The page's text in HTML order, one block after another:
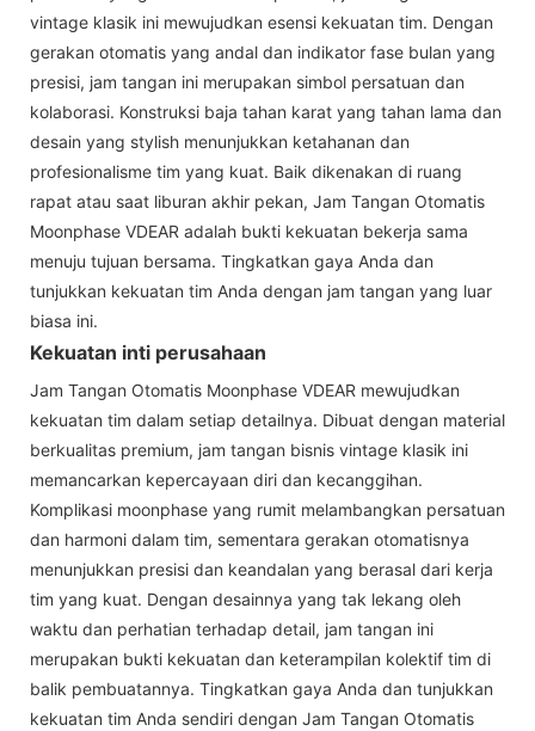
vintage klasik ini mewujudkan esensi kekuatan tim. Dengan
gerakan otomatis yang andal dan indikator fase bulan yang
presisi, jam tangan ini merupakan simbol persatuan dan
kolaborasi. Konstruksi baja tahan karat yang tahan lama dan
desain yang stylish menunjukkan ketahanan dan
profesionalisme tim yang kuat. Baik dikenakan di ruang
rapat atau saat liburan akhir pekan, Jam Tangan Otomatis
Moonphase VDEAR adalah bukti kekuatan bekerja sama
menuju tujuan bersama. Tingkatkan gaya Anda dan
tunjukkan kekuatan tim Anda dengan jam tangan yang luar
biasa ini.
Kekuatan inti perusahaan
Jam Tangan Otomatis Moonphase VDEAR mewujudkan
kekuatan tim dalam setiap detailnya. Dibuat dengan material
berkualitas premium, jam tangan bisnis vintage klasik ini
memancarkan kepercayaan diri dan kecanggihan.
Komplikasi moonphase yang rumit melambangkan persatuan
dan harmoni dalam tim, sementara gerakan otomatisnya
menunjukkan presisi dan keandalan yang berasal dari kerja
tim yang kuat. Dengan desainnya yang tak lekang oleh
waktu dan perhatian terhadap detail, jam tangan ini
merupakan bukti kekuatan dan keterampilan kolektif tim di
balik pembuatannya. Tingkatkan gaya Anda dan tunjukkan
kekuatan tim Anda sendiri dengan Jam Tangan Otomatis